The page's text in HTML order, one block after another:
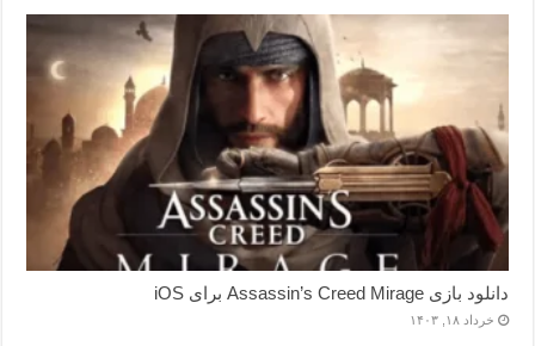
دانلود بازی Assassin’s Creed Mirage برای iOS
خرداد ۱۸, ۱۴۰۳